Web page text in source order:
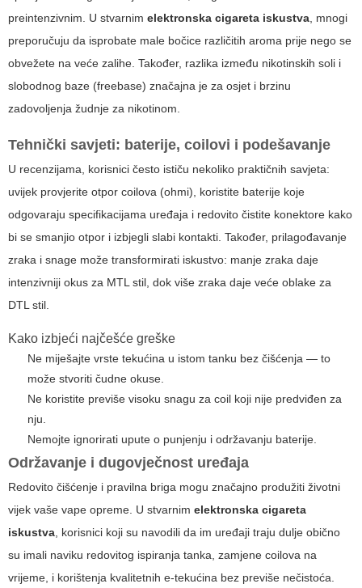
preintenzivnim. U stvarnim elektronska cigareta iskustva , mnogi
preporučuju da isprobate male bočice različitih aroma prije nego se
obvežete na veće zalihe. Također, razlika između nikotinskih soli i
slobodnog baze (freebase) značajna je za osjet i brzinu
zadovoljenja žudnje za nikotinom.
Tehnički savjeti: baterije, coilovi i podešavanje
U recenzijama, korisnici često ističu nekoliko praktičnih savjeta:
uvijek provjerite otpor coilova (ohmi), koristite baterije koje
odgovaraju specifikacijama uređaja i redovito čistite konektore kako
bi se smanjio otpor i izbjegli slabi kontakti. Također, prilagođavanje
zraka i snage može transformirati iskustvo: manje zraka daje
intenzivniji okus za MTL stil, dok više zraka daje veće oblake za
DTL stil.
Kako izbjeći najčešće greške
Ne miješajte vrste tekućina u istom tanku bez čišćenja — to
može stvoriti čudne okuse.
Ne koristite previše visoku snagu za coil koji nije predviđen za
nju.
Nemojte ignorirati upute o punjenju i održavanju baterije.
Održavanje i dugovječnost uređaja
Redovito čišćenje i pravilna briga mogu značajno produžiti životni
vijek vaše vape opreme. U stvarnim elektronska cigareta
iskustva , korisnici koji su navodili da im uređaji traju dulje obično
su imali naviku redovitog ispiranja tanka, zamjene coilova na
vrijeme, i korištenja kvalitetnih e-tekućina bez previše nečistoća.